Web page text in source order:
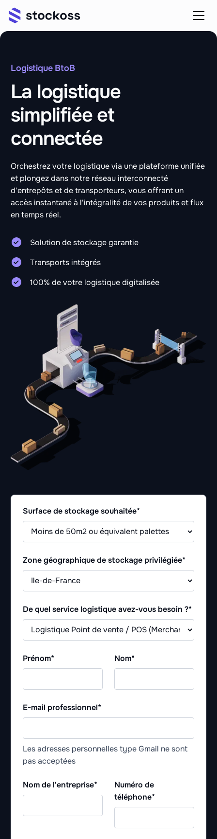
Logistique BtoB
La logistique
simplifiée et
connectée
Orchestrez votre logistique via une plateforme unifiée
et plongez dans notre réseau interconnecté
d'entrepôts et de transporteurs, vous offrant un
accès instantané à l'intégralité de vos produits et flux
en temps réel.
Solution de stockage garantie
Transports intégrés
100% de votre logistique digitalisée
Surface de stockage souhaitée*
Zone géographique de stockage privilégiée*
De quel service logistique avez-vous besoin ?*
Prénom* Nom*
E-mail professionnel*
Les adresses personnelles type Gmail ne sont
pas acceptées
Nom de l'entreprise*
Numéro de
téléphone*